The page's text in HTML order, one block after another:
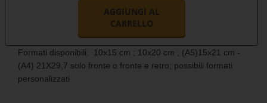
AGGIUNGI AL
CARRELLO
Formati disponibili: 10x15 cm ; 10x20 cm ; (A5)15x21 cm -
(A4) 21X29,7 solo fronte o fronte e retro; possibili formati
personalizzati